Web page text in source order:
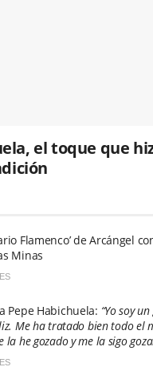
el toque que
Flamenco’ de Arcángel
Minas
Pepe Habichuela: “Yo soy
Me ha tratado bien todo el
la he gozado y me la sigo